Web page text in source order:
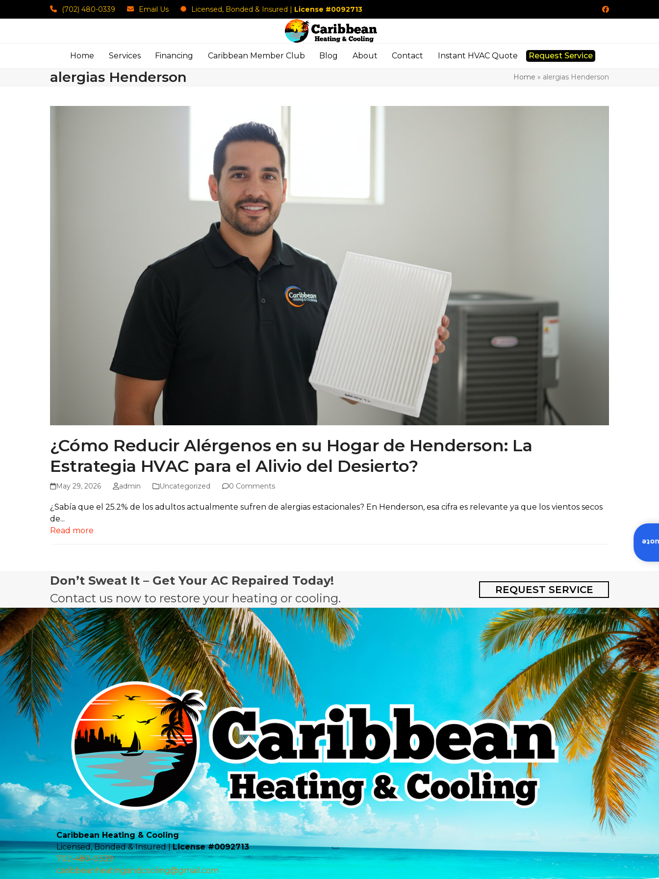
to
(702) 480-0339 Email Us Licensed, Bonded & Insured | License #0092713 Facebook
Home Services Financing Caribbean Member Club Blog About Contact Instant HVAC Quote Request Service
alergias Henderson Home » alergias Henderson
¿Cómo Reducir Alérgenos en su Hogar de Henderson: La
Estrategia HVAC para el Alivio del Desierto?
May 29, 2026 admin Uncategorized 0 Comments
¿Sabía que el 25.2% de los adultos actualmente sufren de alergias estacionales? En Henderson, esa cifra es relevante ya que los vientos secos
de...
Read more
Don’t Sweat It – Get Your AC Repaired Today!
Contact us now to restore your heating or cooling.
REQUEST SERVICE
Caribbean Heating & Cooling
Licensed, Bonded & Insured |License #0092713
702-480-0339
caribbeanheatingandcooling@gmail.com